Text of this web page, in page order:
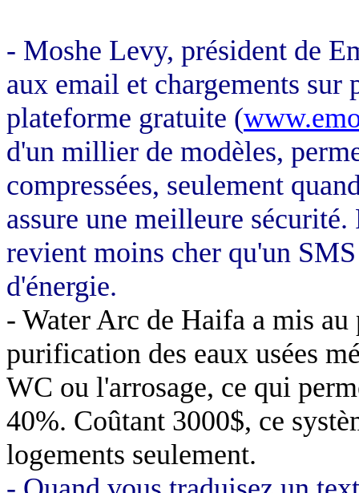
- Moshe Levy, président de
aux email et chargements sur
plateforme gratuite (
d'un millier de modèles,
compressées, seulement
assure une meilleure
revient moins cher qu'un
d'énergie.
- Water Arc de Haifa a mis au
purification des eaux usées
WC ou l'arrosage, ce qui
40%. Coûtant 3000$, ce
logements seulement.